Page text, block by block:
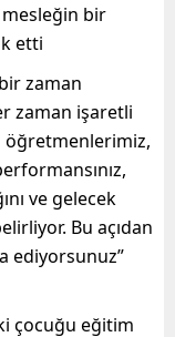
bir
etti
zaman
zaman işaretli
öğretmenlerimiz,
ve gelecek
Bu açıdan
ediyorsunuz”
çocuğu eğitim